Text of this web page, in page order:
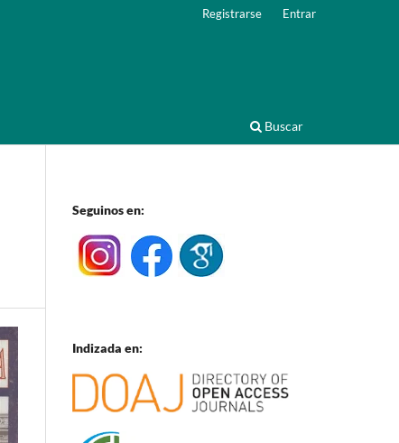
Buscar
Registrarse Entrar
Seguinos en:
Indizada en: